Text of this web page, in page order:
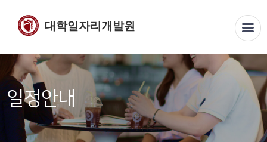
대학일자리개발원
일정안내